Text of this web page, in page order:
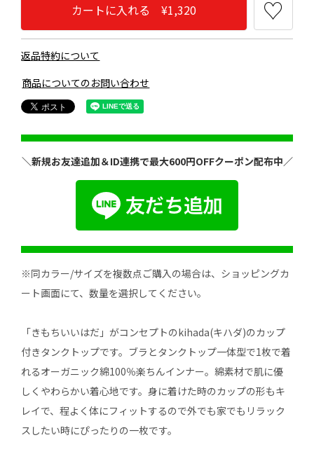
カートに入れる ¥1,320
返品特約について
商品についてのお問い合わせ
＼新規お友達追加＆ID連携で最大600円OFFクーポン配布中／
※同カラー/サイズを複数点ご購入の場合は、ショッピングカ
ート画面にて、数量を選択してください。
「きもちいいはだ」がコンセプトのkihada(キハダ)のカップ
付きタンクトップです。ブラとタンクトップ一体型で1枚で着
れるオーガニック綿100％楽ちんインナー。綿素材で肌に優
しくやわらかい着心地です。身に着けた時のカップの形もキ
レイで、程よく体にフィットするので外でも家でもリラック
スしたい時にぴったりの一枚です。